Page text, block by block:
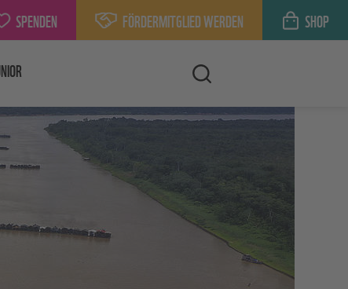
SPENDEN FÖRDERMITGLIED WERDEN SHOP